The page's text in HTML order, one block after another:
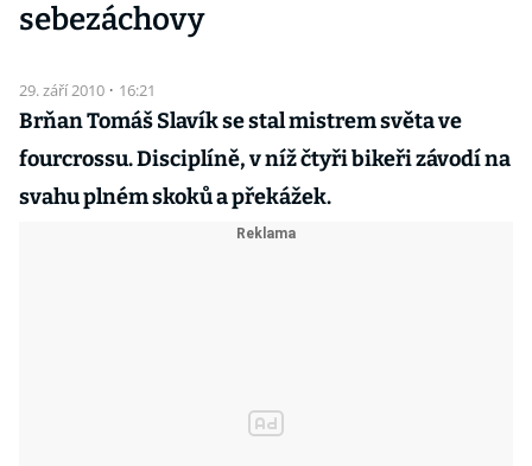
sebezáchovy
29. září 2010 · 16:21
Brňan Tomáš Slavík se stal mistrem světa ve
fourcrossu. Disciplíně, v níž čtyři bikeři závodí na
svahu plném skoků a překážek.